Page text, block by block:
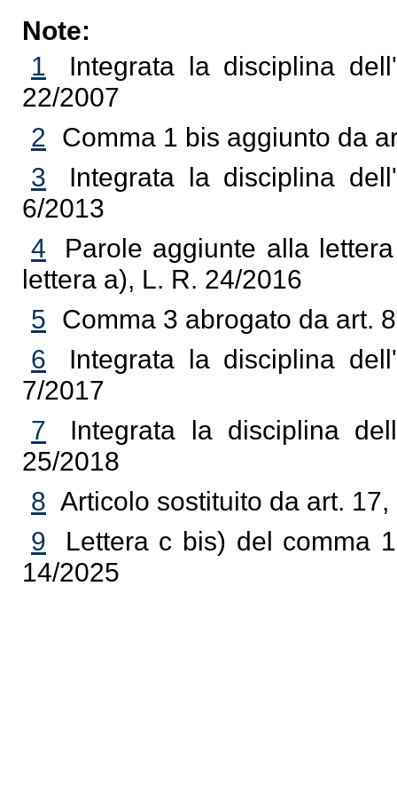
Note:
1
Integrata la disciplina
22/2007
2 Comma 1 bis aggiunto da
3
Integrata la disciplina
6/2013
4
Parole aggiunte alla
lettera a), L. R. 24/2016
5 Comma 3 abrogato da art.
6
Integrata la disciplina
7/2017
7
Integrata la disciplina
25/2018
8 Articolo sostituito da art.
9
Lettera c bis) del comma
14/2025